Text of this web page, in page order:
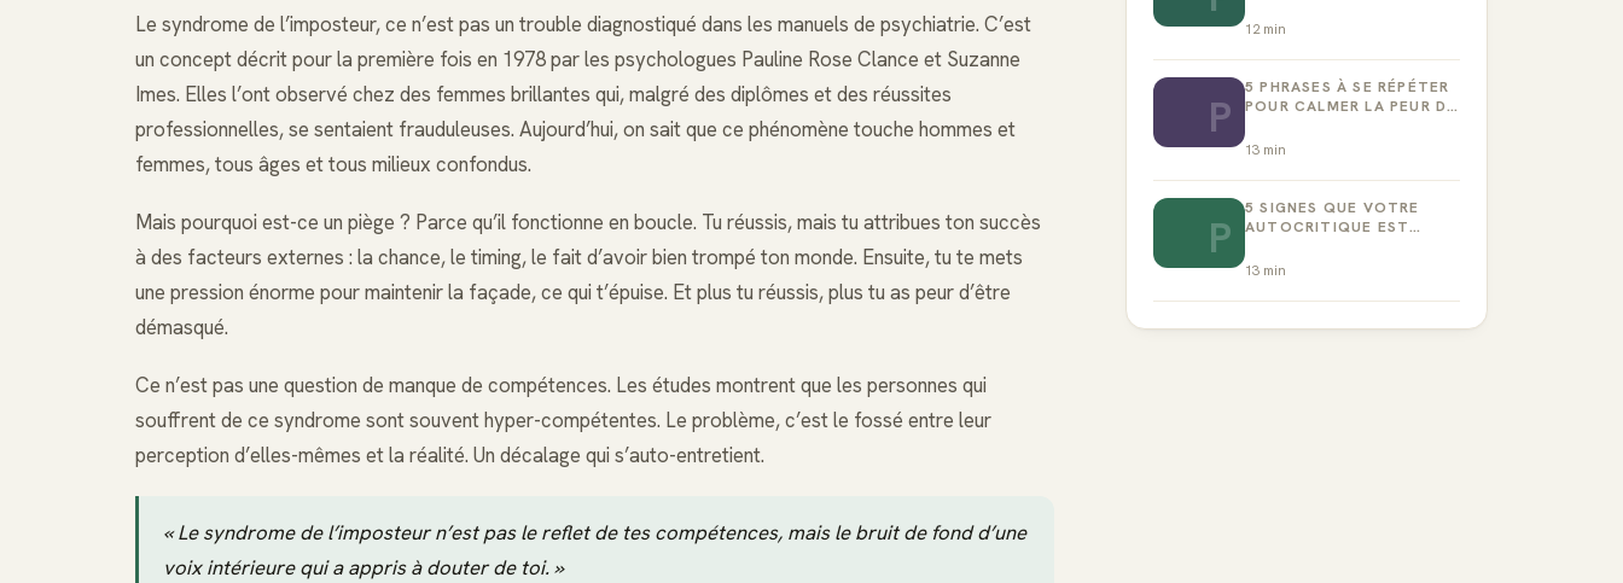
Le syndrome de l’imposteur, ce n’est pas un trouble diagnostiqué dans les manuels de psychiatrie. C’est
un concept décrit pour la première fois en 1978 par les psychologues Pauline Rose Clance et Suzanne
Imes. Elles l’ont observé chez des femmes brillantes qui, malgré des diplômes et des réussites
professionnelles, se sentaient frauduleuses. Aujourd’hui, on sait que ce phénomène touche hommes et
femmes, tous âges et tous milieux confondus.
Mais pourquoi est-ce un piège ? Parce qu’il fonctionne en boucle. Tu réussis, mais tu attribues ton succès
à des facteurs externes : la chance, le timing, le fait d’avoir bien trompé ton monde. Ensuite, tu te mets
une pression énorme pour maintenir la façade, ce qui t’épuise. Et plus tu réussis, plus tu as peur d’être
démasqué.
Ce n’est pas une question de manque de compétences. Les études montrent que les personnes qui
souffrent de ce syndrome sont souvent hyper-compétentes. Le problème, c’est le fossé entre leur
perception d’elles-mêmes et la réalité. Un décalage qui s’auto-entretient.
« Le syndrome de l’imposteur n’est pas le reflet de tes compétences, mais le bruit de fond d’une
voix intérieure qui a appris à douter de toi. »
12min
P
5 PHRASES À SE RÉPÉTER
POUR CALMER LA PEUR DE
13 min
P
5 SIGNES QUE VOTRE
AUTOCRITIQUE EST
13 min